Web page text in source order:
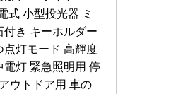
式 小型投光器 ミ
付き キーホルダー
点灯モード 高輝度
電灯 緊急照明用 停
ウトドア用 車の